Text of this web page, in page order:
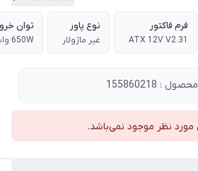
فرم فاکتور
ATX 12V V2.31
نوع پاور
غیر ماژولار
توان
650W وات
: 155860218
نظر موجود نمی‌باشد.